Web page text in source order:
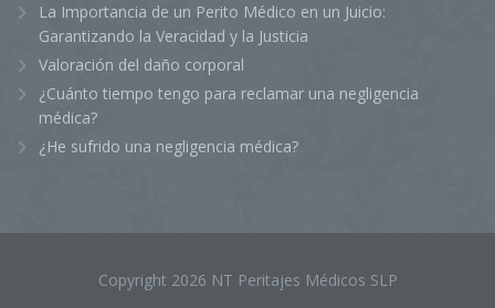
La Importancia de un Perito Médico en un Juicio:
Garantizando la Veracidad y la Justicia
Valoración del daño corporal
¿Cuánto tiempo tengo para reclamar una negligencia
médica?
¿He sufrido una negligencia médica?
Copyright 2026 NT Peritajes Médicos SLP